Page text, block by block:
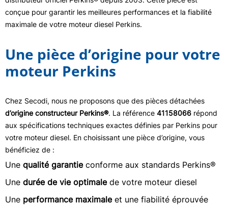
conçue pour garantir les meilleures performances et la fiabilité
maximale de votre moteur diesel Perkins.
Une pièce d’origine pour votre
moteur Perkins
Chez Secodi, nous ne proposons que des pièces détachées
d’origine constructeur Perkins®. La référence 41158066 répond
aux spécifications techniques exactes définies par Perkins pour
votre moteur diesel. En choisissant une pièce d’origine, vous
bénéficiez de :
Une qualité garantieconforme aux standards Perkins®
Une durée de vie optimalede votre moteur diesel
Une performance maximaleet une fiabilité éprouvée